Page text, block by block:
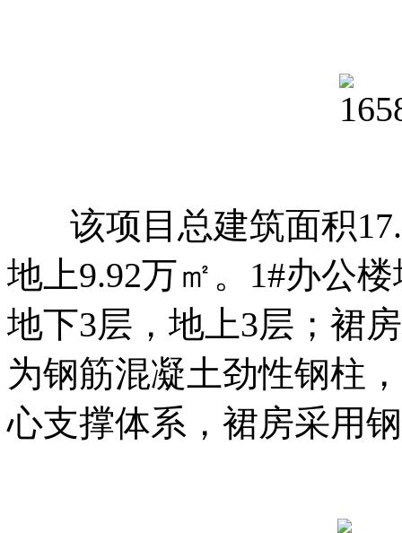
该项目总建筑面积
地上9.92万㎡。1#办公
地下3层，地上3层；裙
为钢筋混凝土劲性钢柱
心支撑体系，裙房采用